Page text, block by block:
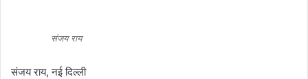
संजय राय
संजय राय, नई दिल्ली